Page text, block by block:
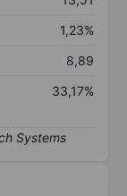
1,23%
8,89
33,17%